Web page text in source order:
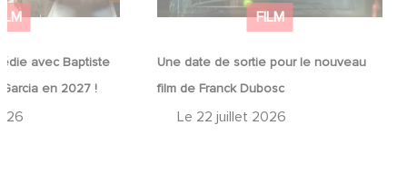
avec Baptiste
en 2027 !
FILM
Une date de sortie pour le nouveau
film de Franck Dubosc
Le 22 juillet 2026